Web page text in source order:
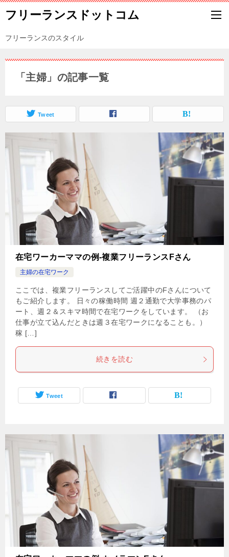
フリーランスドットコム
フリーランスのスタイル
「主婦」の記事一覧
Tweet
在宅ワーカーママの例-複業フリーランスFさん
主婦の在宅ワーク
ここでは、複業フリーランスしてご活躍中のFさんについて
もご紹介します。 日々の稼働時間 週２通勤で大学事務のパ
ート、週２＆スキマ時間で在宅ワークをしています。 （お
仕事が立て込んだときは週３在宅ワークになることも。）
稼 […]
続きを読む
Tweet